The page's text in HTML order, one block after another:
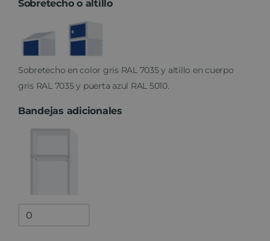
Sobretecho o altillo
Sobretecho en color gris RAL 7035 y altillo en cuerpo
gris RAL 7035 y puerta azul RAL 5010.
Bandejas adicionales
Bandejas